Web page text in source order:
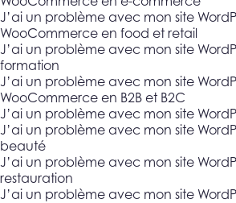
J’ai un problème avec mon site
WooCommerce en food et retail
J’ai un problème avec mon site
formation
J’ai un problème avec mon site
WooCommerce en B2B et B2C
J’ai un problème avec mon site
J’ai un problème avec mon site
beauté
J’ai un problème avec mon site
restauration
J’ai un problème avec mon site